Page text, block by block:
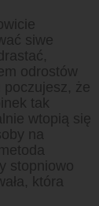
siwe
odrostów
poczujesz, że
tak
wtopią się
na
stopniowo
która